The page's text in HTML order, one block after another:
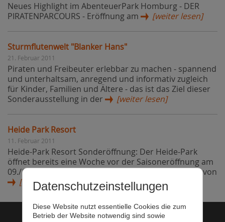
Neues Highlight im AbenteuerPark Homburg - DER
PIRATENPARCOURS - Eröffnung am
[weiter lesen]
Sturmflutenwelt "Blanker Hans"
21. Februar 2011
Piraten und Freibeuter erlebbar zu machen - spannend
und unterhaltsam, anregend und informativ zugleich
für Kinder, Familien und Ältere - das ist das Ziel dieser
Sonderausstellung in der
[weiter lesen]
Heide Park Resort
11. Februar 2011
Heide-Park Resort Sonderöffnung: Der Heide-Park
öffnet bereits eine Woche vor der Saisoneröffnung am
09./10. April anlässlich des 10-jährigen Geburtstags von
[weiter lesen]
Datenschutzeinstellungen
Diese Website nutzt essentielle Cookies die zum
Betrieb der Website notwendig sind sowie